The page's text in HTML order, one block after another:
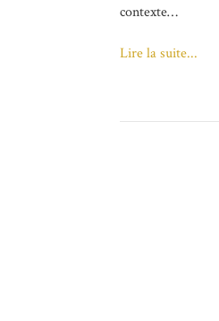
contexte…
Lire la suite...